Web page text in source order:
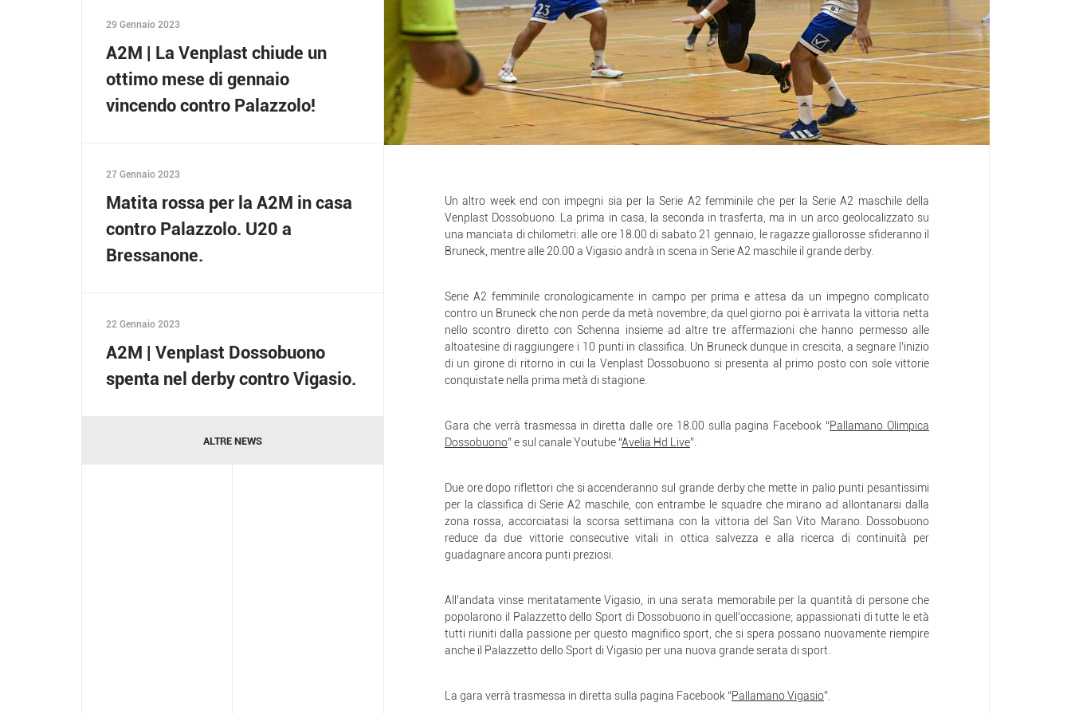
29 Gennaio 2023
A2M | La Venplast chiude un
ottimo mese di gennaio
vincendo contro Palazzolo!
27 Gennaio 2023
Matita rossa per la A2M in casa
contro Palazzolo. U20 a
Bressanone.
22 Gennaio 2023
A2M | Venplast Dossobuono
spenta nel derby contro Vigasio.
ALTRE NEWS
Un altro week end con impegni sia per la Serie A2 femminile che per la Serie A2 maschile della
Venplast Dossobuono. La prima in casa, la seconda in trasferta, ma in un arco geolocalizzato su
una manciata di chilometri: alle ore 18.00 di sabato 21 gennaio, le ragazze giallorosse sfideranno il
Bruneck, mentre alle 20.00 a Vigasio andrà in scena in Serie A2 maschile il grande derby.
Serie A2 femminile cronologicamente in campo per prima e attesa da un impegno complicato
contro un Bruneck che non perde da metà novembre; da quel giorno poi è arrivata la vittoria netta
nello scontro diretto con Schenna insieme ad altre tre affermazioni che hanno permesso alle
altoatesine di raggiungere i 10 punti in classifica. Un Bruneck dunque in crescita, a segnare l’inizio
di un girone di ritorno in cui la Venplast Dossobuono si presenta al primo posto con sole vittorie
conquistate nella prima metà di stagione.
Gara che verrà trasmessa in diretta dalle ore 18.00 sulla pagina Facebook “Pallamano Olimpica
Dossobuono” e sul canale Youtube “Avelia Hd Live”.
Due ore dopo riflettori che si accenderanno sul grande derby che mette in palio punti pesantissimi
per la classifica di Serie A2 maschile, con entrambe le squadre che mirano ad allontanarsi dalla
zona rossa, accorciatasi la scorsa settimana con la vittoria del San Vito Marano. Dossobuono
reduce da due vittorie consecutive vitali in ottica salvezza e alla ricerca di continuità per
guadagnare ancora punti preziosi.
All’andata vinse meritatamente Vigasio, in una serata memorabile per la quantità di persone che
popolarono il Palazzetto dello Sport di Dossobuono in quell’occasione; appassionati di tutte le età
tutti riuniti dalla passione per questo magnifico sport, che si spera possano nuovamente riempire
anche il Palazzetto dello Sport di Vigasio per una nuova grande serata di sport.
La gara verrà trasmessa in diretta sulla pagina Facebook “Pallamano Vigasio”.